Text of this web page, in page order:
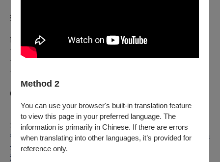
Method 2
You can use your browser's built-in translation feature
to view this page in your preferred language. The
information is primarily in Chinese. If there are errors
when translating into other languages, it’s provided for
reference only.
樂趣的音樂大使。
節目介紹｜Program
❖ 飛翔的火箭（オフロケット）
❖ 美味漢堡（ハンバーガー）
❖ 南瓜湯真好吃（かぼちゃのすーぷ うまうまううう）
(
※本節目無中場休息
※本節目可使用文化幣購票，持青年席位票券者，請憑證件入
場
每場次演出前40分鐘提供演出前導聆，導聆時間20分鐘（將先
分享這幾本繪本的故事給大家，方便大家進場後更融入活動）
活動導聆將安排彩虹繪本屋主理人Aya女士，實際分享繪本屋